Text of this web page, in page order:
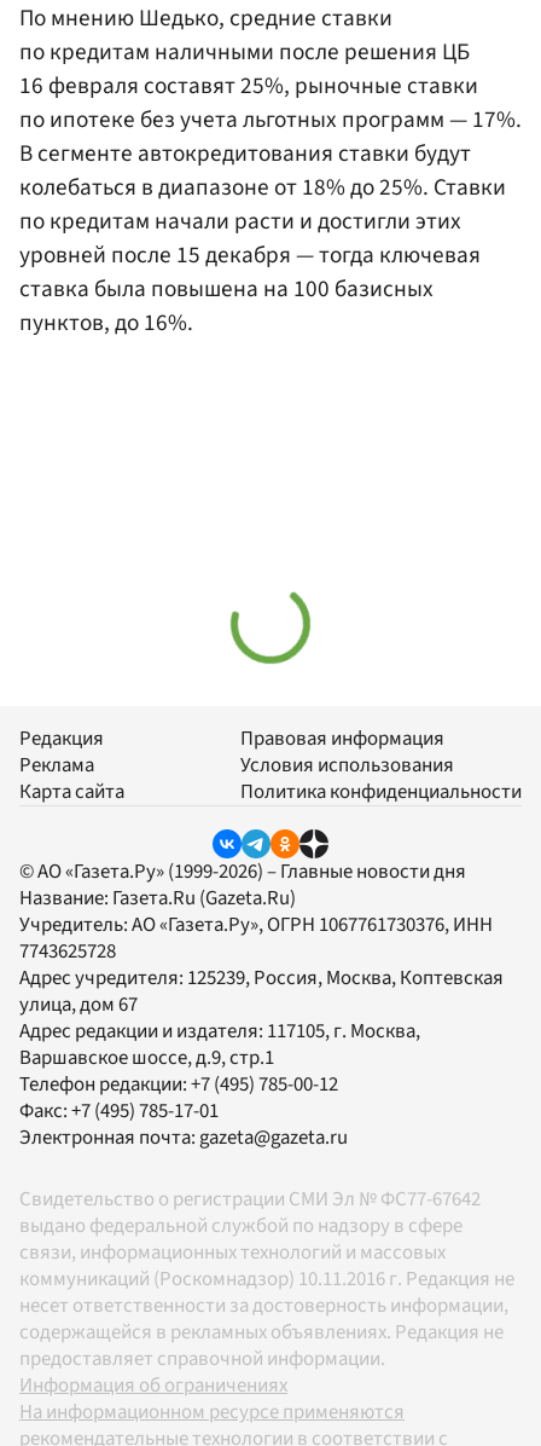
По мнению Шедько, средние ставки
по кредитам наличными после решения ЦБ
16 февраля составят 25%, рыночные ставки
по ипотеке без учета льготных программ — 17%.
В сегменте автокредитования ставки будут
колебаться в диапазоне от 18% до 25%. Ставки
по кредитам начали расти и достигли этих
уровней после 15 декабря — тогда ключевая
ставка была повышена на 100 базисных
пунктов, до 16%.
Редакция
Реклама
Карта сайта
Правовая информация
Условия использования
Политика конфиденциальности
© АО «Газета.Ру» (1999-2026) – Главные новости дня
Название: Газета.Ru (Gazeta.Ru)
Учредитель:АО «Газета.Ру», ОГРН 1067761730376, ИНН
7743625728
Адрес учредителя: 125239, Россия, Москва, Коптевская
улица, дом 67
Адрес редакции и издателя: 117105, г. Москва,
Варшавское шоссе, д.9, стр.1
Телефон редакции:+7 (495) 785-00-12
Факс:+7 (495) 785-17-01
Электронная почта:gazeta@gazeta.ru
Свидетельство о регистрации СМИ Эл № ФС77-67642
выдано федеральной службой по надзору в сфере
связи, информационных технологий и массовых
коммуникаций (Роскомнадзор) 10.11.2016 г. Редакция не
несет ответственности за достоверность информации,
содержащейся в рекламных объявлениях. Редакция не
предоставляет справочной информации.
Информация об ограничениях
На информационном ресурсе применяются
рекомендательные технологии в соответствии с